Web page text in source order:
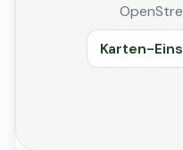
Karten-